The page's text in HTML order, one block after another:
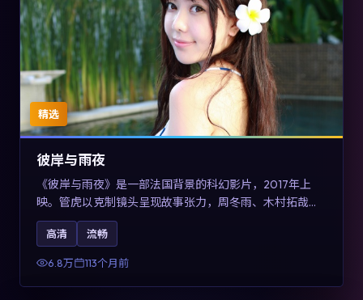
精选
彼岸与雨夜
《彼岸与雨夜》是一部法国背景的科幻影片，2017年上
映。管虎以克制镜头呈现故事张力，周冬雨、木村拓哉与
张震的对手戏可圈可点。剧情层面在真实历史背景下虚构
一段跨国追寻之旅，对关注导演风格与演员阵容的观众具
有检索与收藏价值。
高清 流畅
6.8万 113个月前